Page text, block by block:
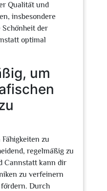
Qualität und
insbesondere
der
optimal
um
zu
regelmäßig zu
Cannstatt kann dir
zu verfeinern
Durch